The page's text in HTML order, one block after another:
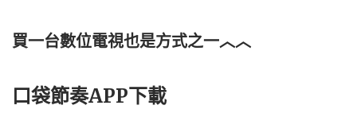
買一台數位電視也是方式之一︿︿
口袋節奏APP下載